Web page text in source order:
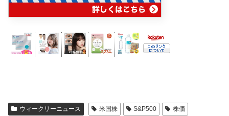
ウィークリーニュース 米国株 S&P500
株価